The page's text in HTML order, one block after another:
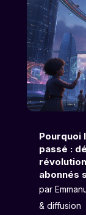
Pourquoi
passé :
abonnés
par
& diffusion